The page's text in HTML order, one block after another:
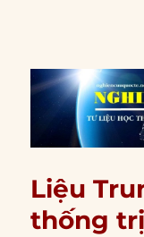
Liệu
thống